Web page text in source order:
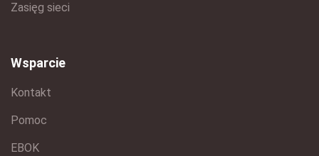
Zasięg sieci
Wsparcie
Kontakt
Pomoc
EBOK